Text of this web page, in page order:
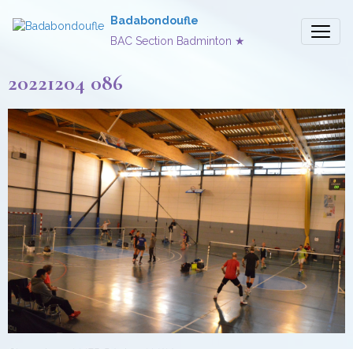
Badabondoufle
BAC Section Badminton ★
20221204 086